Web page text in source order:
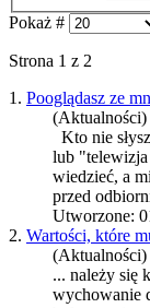
Pokaż #
Strona 1 z 2
1. Pooglądasz ze
(Aktualności)
Kto nie
lub "telewizja
wiedzieć, a
przed
Utworzone:
2. Wartości, które
(Aktualności)
... należy się
wychowanie